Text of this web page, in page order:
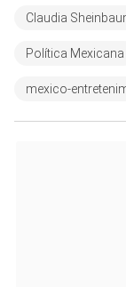
Claudia
Política Mexicana
mexico-